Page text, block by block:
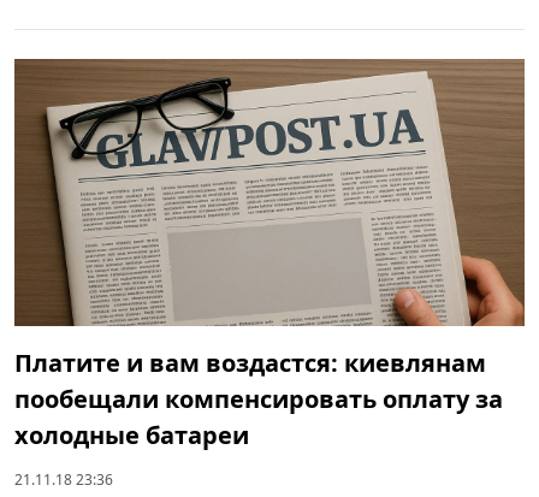
Платите и вам воздастся: киевлянам
пообещали компенсировать оплату за
холодные батареи
21.11.18 23:36